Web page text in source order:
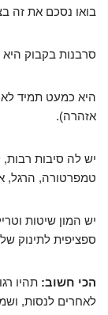
בואו נסכם את זה
סרבנות בקבוק
היא כמעט תמיד לא
אזהרה).
יש לה סיבות
טמפרטורה, הרגל,
יש המון שיטות
ספציפית לתינוק
הכי חשוב: תהיו
לאחרים לנסות,